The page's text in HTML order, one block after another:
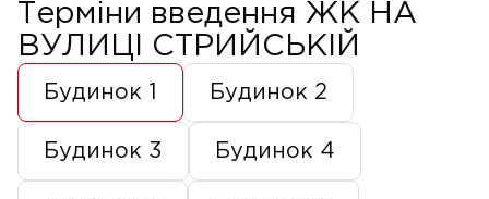
Терміни введення ЖК НА
ВУЛИЦІ СТРИЙСЬКІЙ
Будинок 1 Будинок 2
Будинок 3 Будинок 4